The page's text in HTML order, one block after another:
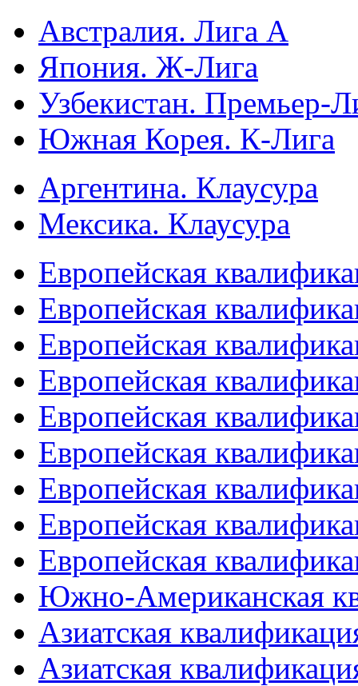
Австралия. Лига А
Япония. Ж-Лига
Узбекистан. Премьер-
Южная Корея. К-Лига
Аргентина. Клаусура
Мексика. Клаусура
Европейская
Европейская
Европейская
Европейская
Европейская
Европейская
Европейская
Европейская
Европейская
Южно-Американская
Азиатская
Азиатская